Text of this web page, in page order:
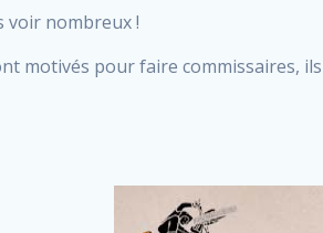
voir nombreux !
motivés pour faire commissaires,